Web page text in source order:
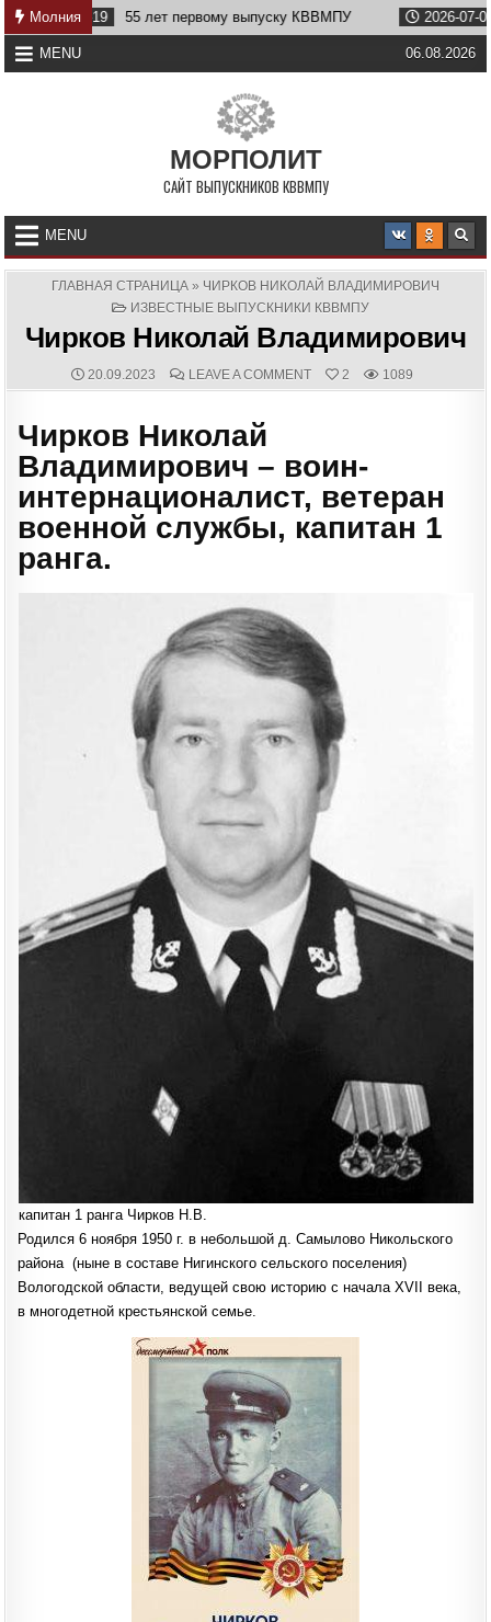
Skip
to
content
Молния
55 лет первому выпуску КВВМПУ 2026-07-07
MENU 06.08.2026
МОРПОЛИТ
САЙТ ВЫПУСКНИКОВ КВВМПУ
MENU
ГЛАВНАЯ СТРАНИЦА » ЧИРКОВ НИКОЛАЙ ВЛАДИМИРОВИЧ
POSTED
ИЗВЕСТНЫЕ ВЫПУСКНИКИ КВВМПУ
Чирков Николай Владимирович
PUBLISHED
DATE:
20.09.2023 COMMENTS:
LEAVE A COMMENTON
ЧИРКОВ
2 1089
Чирков Николай
Владимирович – воин-
интернационалист, ветеран
военной службы, капитан 1
ранга.
капитан 1 ранга Чирков Н.В.
Родился 6 ноября 1950 г. в небольшой д. Самылово Никольского
района (ныне в составе Нигинского сельского поселения)
Вологодской области, ведущей свою историю с начала XVII века,
в многодетной крестьянской семье.